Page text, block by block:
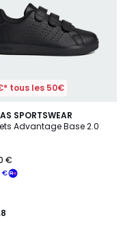
tous les 50€
SPORTSWEAR
Advantage Base 2.0
€
€